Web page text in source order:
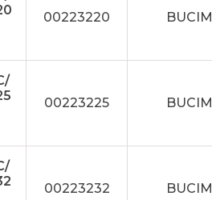
00223220
00223225
00223232